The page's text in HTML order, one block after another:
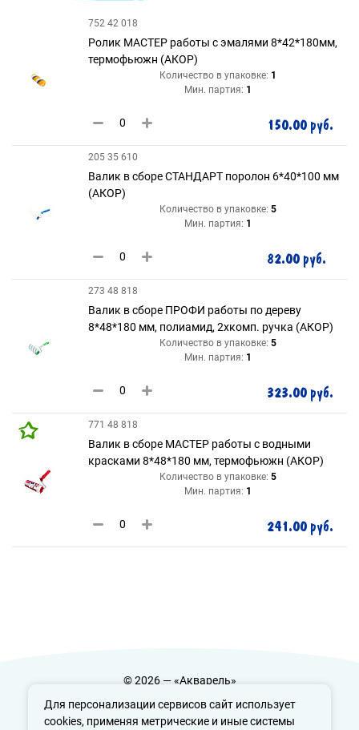
Для персонализации сервисов сайт использует
cookies, применяя метрические и иные системы
752 42 018
Ролик МАСТЕР работы с эмалями 8*42*180мм,
термофьюжн (АКОР)
Количество в упаковке: 1
Мин. партия: 1
150.00 руб.
205 35 610
Валик в сборе СТАНДАРТ поролон 6*40*100 мм
(АКОР)
Количество в упаковке: 5
Мин. партия: 1
82.00 руб.
273 48 818
Валик в сборе ПРОФИ работы по дереву
8*48*180 мм, полиамид, 2хкомп. ручка (АКОР)
Количество в упаковке: 5
Мин. партия: 1
323.00 руб.
771 48 818
Валик в сборе МАСТЕР работы с водными
красками 8*48*180 мм, термофьюжн (АКОР)
Количество в упаковке: 5
Мин. партия: 1
241.00 руб.
© 2026 — «Акварель»
Политика конфиденциальности